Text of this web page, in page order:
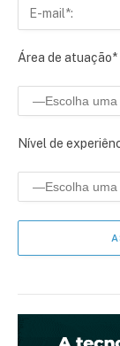
Área de atuação*
Nível de